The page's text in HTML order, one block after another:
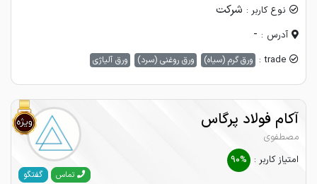
نوع کاربر : شرکت
آدرس : -
trade : ورق گرم (سیاه) ورق روغنی (سرد) ورق آلیاژی
آکام فولاد پرگاس
مصطفوی
امتیاز کاربر : 90%
تماس گفتگو